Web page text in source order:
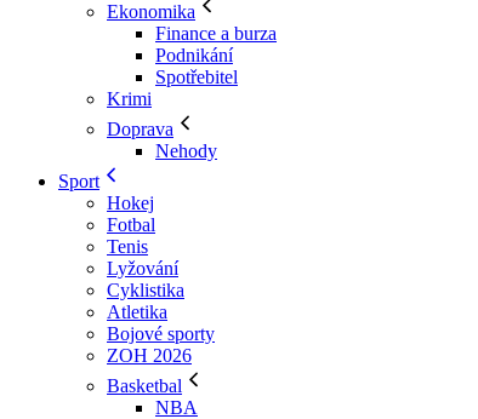
Ekonomika
Finance a burza
Podnikání
Spotřebitel
Krimi
Doprava
Nehody
Sport
Hokej
Fotbal
Tenis
Lyžování
Cyklistika
Atletika
Bojové sporty
ZOH 2026
Basketbal
NBA